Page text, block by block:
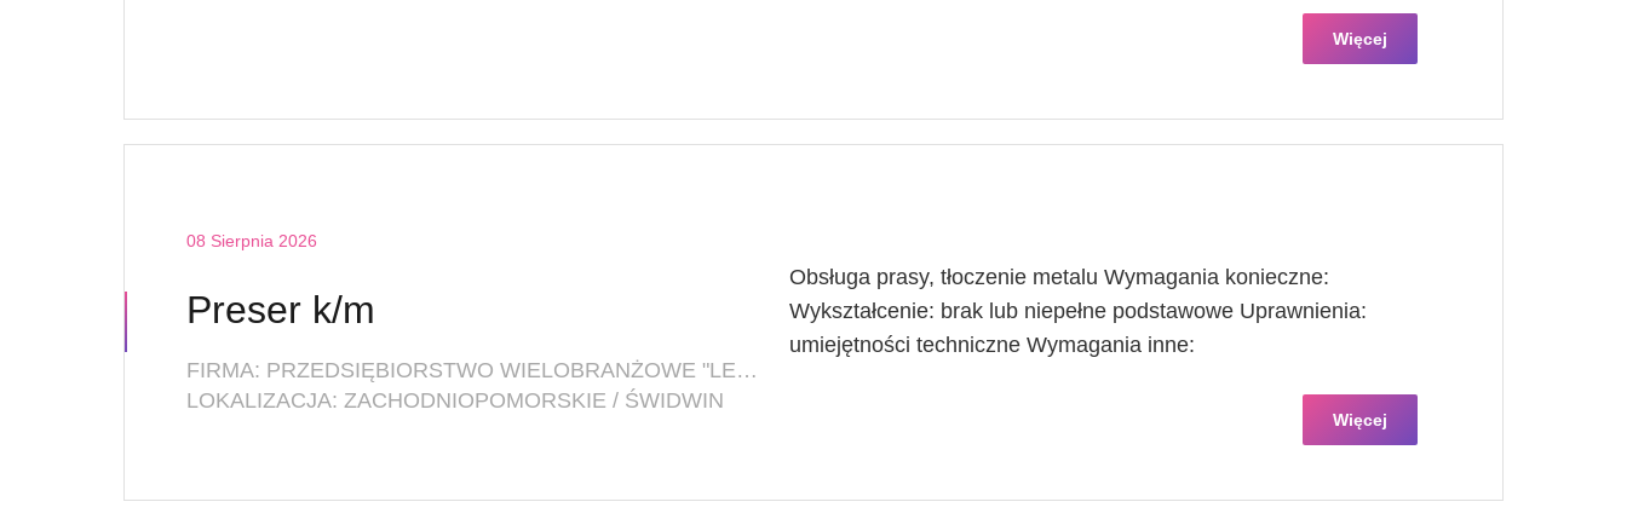
Więcej
08 Sierpnia 2026
Preser k/m
FIRMA: PRZEDSIĘBIORSTWO WIELOBRANŻOWE "LEAR" LECH I ARTUR KOSTRZEWSKI SPÓŁKA JAWNA
LOKALIZACJA: ZACHODNIOPOMORSKIE / ŚWIDWIN
Obsługa prasy, tłoczenie metalu Wymagania konieczne:
Wykształcenie: brak lub niepełne podstawowe Uprawnienia:
umiejętności techniczne Wymagania inne:
Więcej